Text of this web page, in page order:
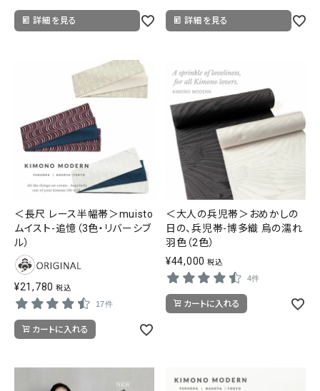
詳細を見る 詳細を見る
＜長尺 レース半幅帯＞muisto
ムイスト-追憶（3色・リバーシブ
ル）
¥21,780 税込
17件
カートに入れる
＜大人の兵児帯＞おめかしの
日の、兵児帯-博多織 烏の濡れ
羽色（2色）
¥44,000 税込
4件
カートに入れる